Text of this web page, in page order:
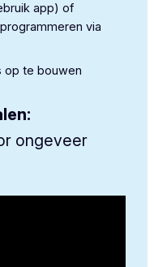
app) of
via
op te bouwen
ongeveer